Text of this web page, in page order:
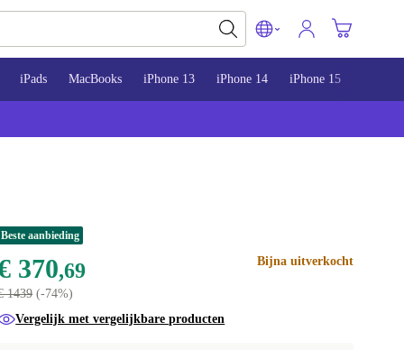
iPads MacBooks iPhone 13 iPhone 14 iPhone 15
Beste aanbieding
370,69
1439(-74%)
Bijna uitverkocht
Vergelijk met vergelijkbare producten